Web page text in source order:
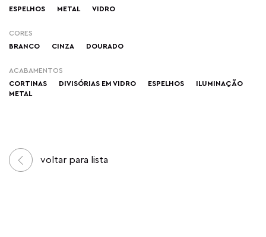
ESPELHOS
METAL VIDRO
CORES
BRANCO
CINZA DOURADO
ACABAMENTOS
CORTINAS
DIVISÓRIAS EM VIDRO ESPELHOS
ILUMINAÇÃO
METAL
voltar para lista